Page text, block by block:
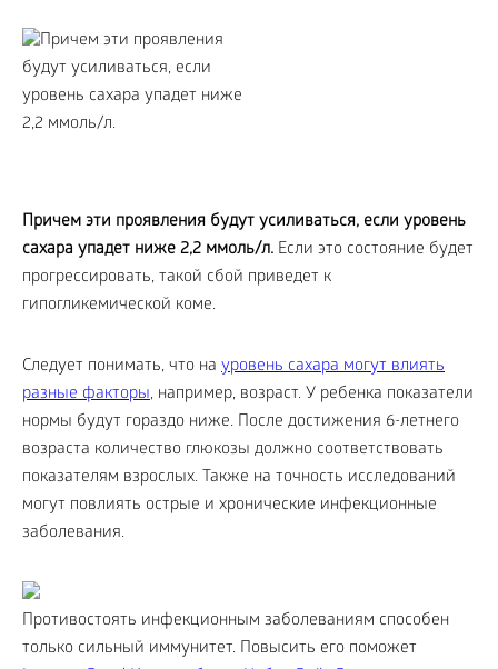
Причем эти проявления будут усиливаться, если уровень
сахара упадет ниже 2,2 ммоль/л. Если это состояние будет
прогрессировать, такой сбой приведет к
гипогликемической коме.
Следует понимать, что на уровень сахара могут влиять
разные факторы, например, возраст. У ребенка показатели
нормы будут гораздо ниже. После достижения 6-летнего
возраста количество глюкозы должно соответствовать
показателям взрослых. Также на точность исследований
могут повлиять острые и хронические инфекционные
заболевания.
Противостоять инфекционным заболеваниям способен
только сильный иммунитет. Повысить его поможет